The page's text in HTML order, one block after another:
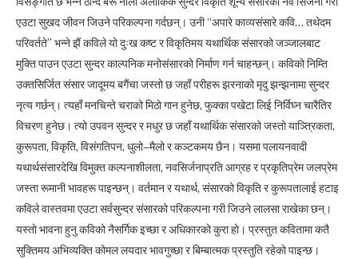
एउटा सुखद जीवन जिउने परिकल्पना गर्दछन्। उनी “अपारे काव्यसंसारे कवि… तथेदम
परिवर्तते” भन्ने झैं कविले यो दुःख कष्ट र विकृतिमय यथार्थिक संसारको जञ्जालबाट
मुक्ति पाउन एउटा सुन्दर काल्पनिक मनोसंसारको निर्माण गर्न चाहन्छन्। कविको निम्ति
उक्तसिर्जित संसार जादूमय बगैंचा जस्तो छ जहाँ परीहरू झरनाको मृदु झन्झनामा सुन्दर
नृत्य गर्छन्। त्यहाँ मनचिन्ते चराको मिठो गान हुनेछ, फुक्का पखेटा लिई निर्विघ्न चारैतिर
विचरण हुनेछ। त्यो उपवन सुन्दर र मधुर छ जहाँ यथार्थिक संसारको जस्तो याञ्त्रिकता,
कुरूपता, विकृति, विसंगतिपन, धुलो–मैलो र कञ्टकमय छैन। यसमा पलायनवादी
यथार्थसंसारदेखि विमुक्त कल्पनाशीलता, नवसिर्जनाप्रति आग्रह र प्रकृतिप्रेम जलप्रेम
जस्ता रूमानी भावहरू पाइन्छन्। वर्तमान र यथार्थ, संसारको विकृति र कुरूपतालाई हटाइ
कविले वास्तवमा एउटा सर्वसुन्दर संसारको परिकल्पना गरी जिउने लालसा राखेका छन्।
यस्तो भावना हुनु कविको नैसर्गिक इच्छा र अधिकारको कुरा हो। प्रस्तुत कवितामा कतै
सुक्तिमय अभिव्यक्ति कोमल लयदार भावगुच्छा र बिम्बात्मक प्रस्तुति रहेको पाइन्छ।